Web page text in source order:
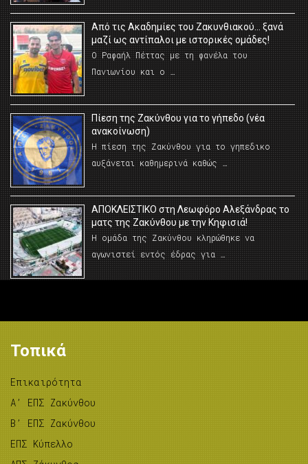
Από τις Ακαδημίες του Ζακυνθιακού… ξανά
μαζί ως αντίπαλοι με ιστορικές ομάδες!
Ο Ραφαήλ Πέττας με τη φανέλα του
Πανιωνίου και ο …
Πίεση της Ζακύνθου για το γήπεδο (νέα
ανακοίνωση)
Η πίεση της Ζακύνθου για το γηπεδικο
αυξάνεται καθημερινά καθώς …
AΠΟΚΛΕΙΣΤΙΚΟ στη Λεωφόρο Αλεξάνδρας το
ματς της Ζακύνθου με την Κηφισιά!
Η ομάδα της Ζακύνθου κληρώθηκε να
αγωνιστεί εντός έδρας για …
Τοπικά
Επικαιρότητα
A’ ΕΠΣ Ζακύνθου
B’ ΕΠΣ Ζακύνθου
ΕΠΣ Κύπελλο